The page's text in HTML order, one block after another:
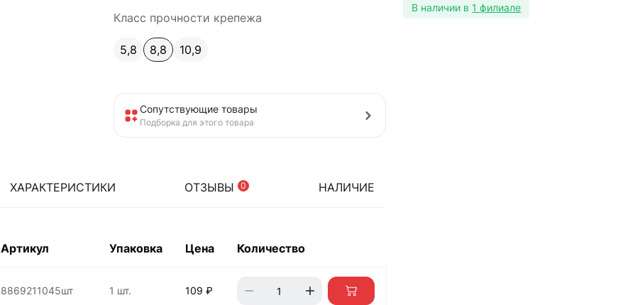
Класс прочности крепежа
5,8 8,8 10,9
Сопутствующие товары
Подборка для этого товара
ХАРАКТЕРИСТИКИ ОТЗЫВЫ 0 НАЛИЧИЕ
Артикул Упаковка Цена Количество
8869211045шт 1 шт. 109 ₽
В наличии в 1 филиале